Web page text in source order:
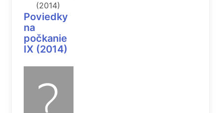
(2014)
Poviedky
na
počkanie
IX (2014)